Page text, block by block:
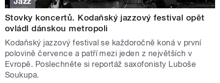
Stovky koncertů. Kodaňský jazzový festival opět
ovládl dánskou metropoli
Kodaňský jazzový festival se každoročně koná v první
polovině července a patří mezi jeden z největších v
Evropě. Poslechněte si reportáž saxofonisty Luboše
Soukupa.